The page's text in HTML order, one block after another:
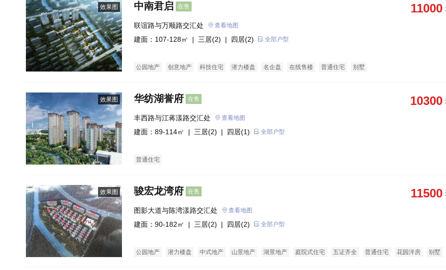
效果图 中南君启 在售 11000
联谊路与万顺路交汇处 查看地图
建面：107-128㎡ | 三居(2) | 四居(2) 全部户型
公园地产 创意地产 科技住宅 潜力楼盘 名企盘 在线售楼 普通住宅 别墅
效果图 华纺湖誉府 在售 10300
丰西路与江蒋漾路交汇处 查看地图
建面：89-114㎡ | 三居(2) | 四居(1) 全部户型
普通住宅
效果图 骏宏龙湾府 在售 11500
图影大道与陈湾漾路交汇处 查看地图
建面：90-182㎡ | 三居(2) | 四居(2) 全部户型
公园地产 潜力楼盘 中式地产 山景地产 湖景地产 庭院式住宅 五证齐全 普通住宅 花园洋房
别墅